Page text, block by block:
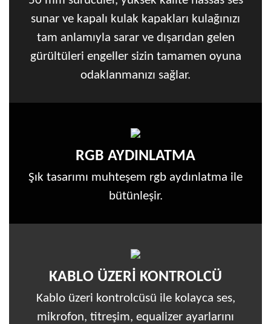
sunar ve kapalı kulak kapakları kulağınızı
tam anlamıyla sarar ve dışarıdan gelen
gürültüleri engeller sizin tamamen oyuna
odaklanmanızı sağlar.
RGB AYDINLATMA
Şık tasarımı muhteşem rgb aydınlatma ile
bütünleşir.
KABLO ÜZERİ KONTROLCÜ
Kablo üzeri kontrolcüsü ile kolayca ses,
mikrofon, titreşim, equalizer ayarlarını